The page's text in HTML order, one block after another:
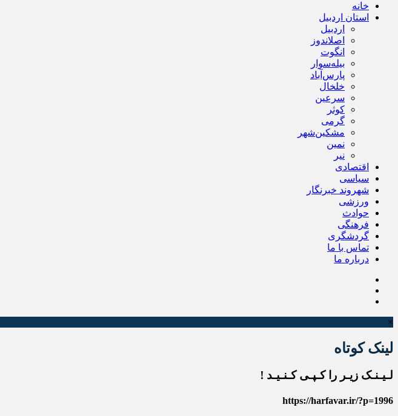
خانه
استان اردبیل
اردبیل
اصلاندوز
انگوت
بیله‌سوار
پارس‌آباد
خلخال
سرعین
کوثر
گرمی
مشکین‌شهر
نمین
نیر
اقتصادی
سیاسی
شهروند خبرنگار
ورزشی
حوادث
فرهنگی
گردشگری
تماس با ما
درباره ما
×
لینک کوتاه
لـیـنـک زیـر را کـپـی کـنـیـد !
https://harfavar.ir/?p=1996